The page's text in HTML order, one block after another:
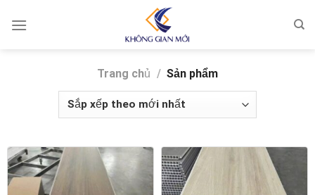
Trang chủ / Sản phẩm